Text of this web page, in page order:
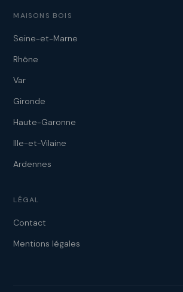
MAISONS BOIS
Seine-et-Marne
Rhône
Var
Gironde
Haute-Garonne
Ille-et-Vilaine
Ardennes
LÉGAL
Contact
Mentions légales